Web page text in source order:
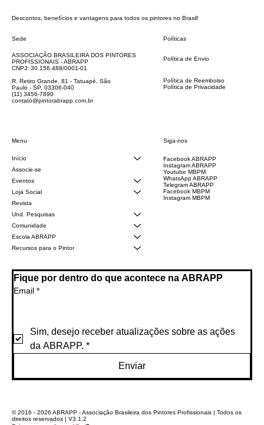
Descontos, benefícios e vantagens para todos os pintores no Brasil!
Sede
ASSOCIAÇÃO BRASILEIRA DOS PINTORES
PROFISSIONAIS - ABRAPP
CNPJ: 30.156.488/0001-01
R. Retiro Grande, 81 - Tatuapé, São
Paulo - SP, 03306-040
(11) 3456-7890
contato@pintorabrapp.com.br
Menu
Início
Associe-se
Eventos
Loja Social
Revista
Und. Pesquisas
Comunidade
Escola ABRAPP
Recursos para o Pintor
Políticas
Política de Envio
Política de Reembolso
Política de Privacidade
Siga-nos
Facebook ABRAPP
Instagram ABRAPP
Youtube MBPM
WhatsApp ABRAPP
Telegram ABRAPP
Facebook MBPM
Instagram MBPM
Fique por dentro do que acontece na ABRAPP
Email *
Sim, desejo receber atualizações sobre as ações
da ABRAPP. *
Enviar
© 2016 - 2026 ABRAPP - Associação Brasileira dos Pintores Profissionais | Todos os
direitos reservados | V3.1.2